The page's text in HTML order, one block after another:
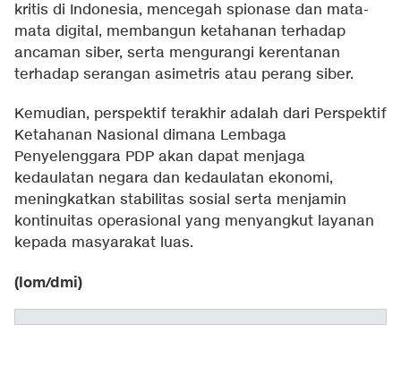
kritis di Indonesia, mencegah spionase dan mata-
mata digital, membangun ketahanan terhadap
ancaman siber, serta mengurangi kerentanan
terhadap serangan asimetris atau perang siber.
Kemudian, perspektif terakhir adalah dari Perspektif
Ketahanan Nasional dimana Lembaga
Penyelenggara PDP akan dapat menjaga
kedaulatan negara dan kedaulatan ekonomi,
meningkatkan stabilitas sosial serta menjamin
kontinuitas operasional yang menyangkut layanan
kepada masyarakat luas.
(lom/dmi)